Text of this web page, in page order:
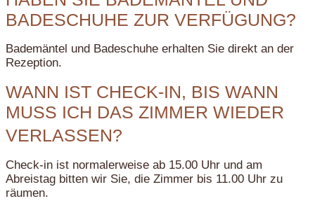
BADESCHUHE ZUR VERFÜGUNG?
Bademäntel und Badeschuhe erhalten Sie direkt an der
Rezeption.
WANN IST CHECK-IN, BIS WANN
MUSS ICH DAS ZIMMER WIEDER
VERLASSEN?
Check-in ist normalerweise ab 15.00 Uhr und am
Abreistag bitten wir Sie, die Zimmer bis 11.00 Uhr zu
räumen.